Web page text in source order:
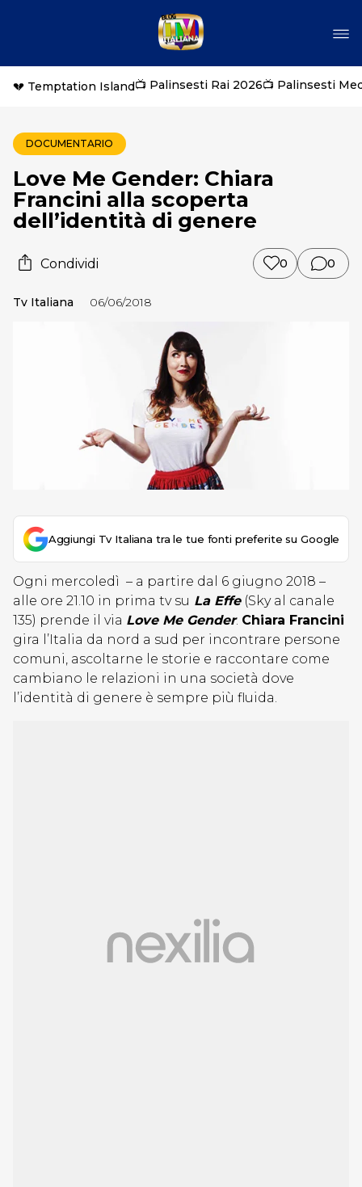
💔 Temptation Island📺 Palinsesti Rai 2026📺 Palinsesti
DOCUMENTARIO
Love Me Gender: Chiara
Francini alla scoperta
dell’identità di genere
Condividi 0 0
Tv Italiana 06/06/2018
Aggiungi Tv Italiana tra le tue fonti preferite su Google
Ogni mercoledì – a partire dal 6 giugno 2018 –
alle ore 21.10 in prima tv su La Effe(Sky al canale
135) prende il via Love Me Gender. Chiara Francini
gira l’Italia da nord a sud per incontrare persone
comuni, ascoltarne le storie e raccontare come
cambiano le relazioni in una società dove
l’identità di genere è sempre più fluida.